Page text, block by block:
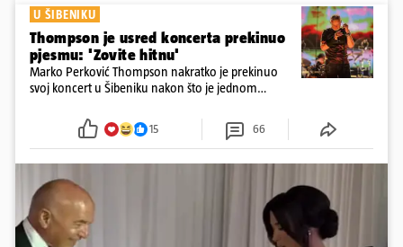
U ŠIBENIKU
Thompson je usred koncerta prekinuo
pjesmu: 'Zovite hitnu'
Marko Perković Thompson nakratko je prekinuo
svoj koncert u Šibeniku nakon što je jednom
15 66